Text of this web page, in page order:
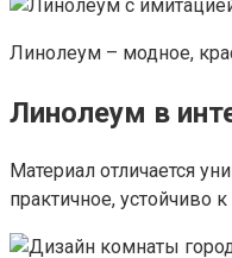
Линолеум – модное,
Линолеум в
Материал отличается
практичное, устойчиво